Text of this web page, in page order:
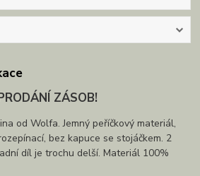
ZÁSOB!
od Wolfa. Jemný peříčkový materiál,
bez kapuce se stojáčkem. 2
díl je trochu delší. Materiál 100%